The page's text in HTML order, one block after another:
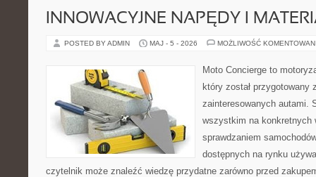
INNOWACYJNE NAPĘDY I
POSTED BY ADMIN MAJ - 5 - 2026 MOŻLIWOŚĆ
Moto Concierge to
który został przygotowany
zainteresowanych autami.
wszystkim na konkretnych
sprawdzaniem
dostępnych na rynku
czytelnik może znaleźć wiedzę przydatne zarówno przed